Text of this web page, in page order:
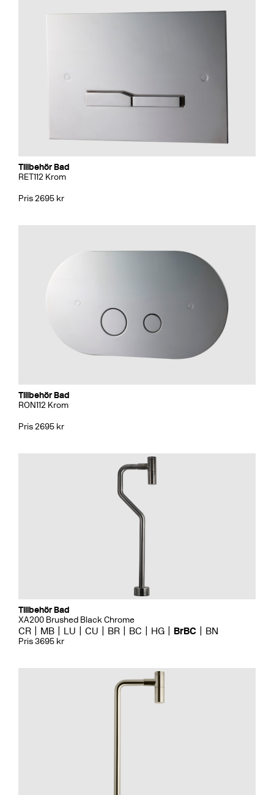
Tillbehör Bad
RET112 Krom
Pris 2695 kr
Tillbehör Bad
RON112 Krom
Pris 2695 kr
Tillbehör Bad
XA200 Brushed Black Chrome
CR MB LU CU BR BC HG BrBC BN
Pris 3695 kr